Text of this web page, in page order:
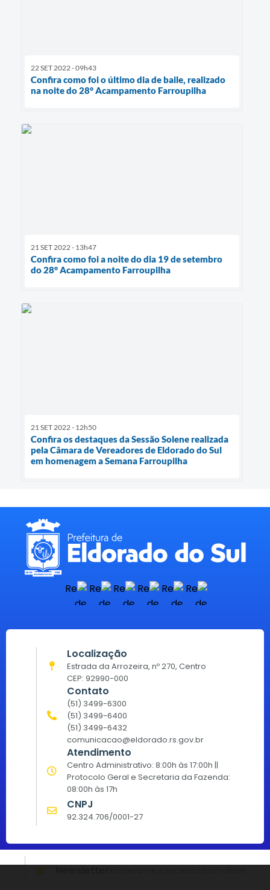
22 SET 2022 - 09h43
Confira como foi o último dia de baile, realizado
na noite do 28° Acampamento Farroupilha
21 SET 2022 - 13h47
Confira como foi a noite do dia 19 de setembro
do 28° Acampamento Farroupilha
21 SET 2022 - 12h50
Confira os destaques da Sessão Solene realizada
pela Câmara de Vereadores de Eldorado do Sul
em homenagem a Semana Farroupilha
Localização
Estrada da Arrozeira, nº 270, Centro
CEP: 92990-000
Contato
(51) 3499-6300
(51) 3499-6400
(51) 3499-6432
comunicacao@eldorado.rs.gov.br
Atendimento
Centro Administrativo: 8:00h às 17:00h ||
Protocolo Geral e Secretaria da Fazenda:
08:00h às 17h
CNPJ
92.324.706/0001-27